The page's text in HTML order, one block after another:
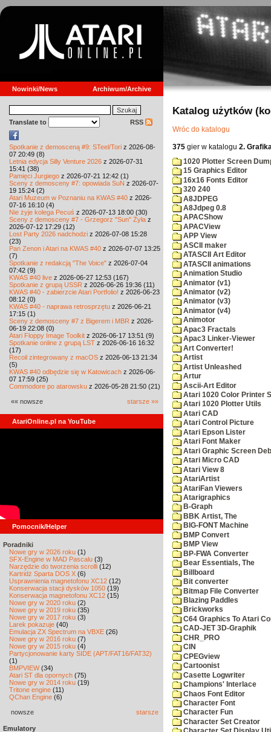
Nowinki/News Archiwum/Archive
Translate to RSS
Spotkanie z demosceną #9: STeel/Tori z 2026-08-
07 20:49 (8)
Letnia edycja Silly Venture 2026 z 2026-07-31
15:41 (38)
Pamięci Jurgiego z 2026-07-21 12:42 (1)
Sceny z demosceny #7: opowiada SuN z 2026-07-
19 15:24 (2)
Atari Muzeum w Poznaniu na KWAS #40 z 2026-
07-16 16:10 (4)
Nie żyje kolega Pecuś z 2026-07-13 18:00 (30)
Sceny z demosceny #7 - Grzegorz "Sun" Żyła z
2026-07-12 17:29 (12)
Lost Party 2026 nadchodzi z 2026-07-08 15:28
(23)
Pan Zenon i Atari na KWAS #40 z 2026-07-07 13:25
(7)
Spotkanie z redakcją "The Voice" z 2026-07-04
07:42 (9)
KWAS #40 live z 2026-06-27 12:53 (167)
Spotkanie z grupą USSR z 2026-06-26 19:36 (11)
KWAS #40 - zabierzcie Atari Portfolio! z 2026-06-23
08:12 (0)
KWAS #40 - naprawa retrosprzętu z 2026-06-21
17:15 (1)
Sceny z demosceny #7 z Bigerem i MBR z 2026-
06-19 22:08 (0)
Atari Floppy Image Toolkit z 2026-06-17 13:51 (9)
Spotkanie online z grupą LST z 2026-06-16 16:32
(17)
Recoil zintegrowany z macOS z 2026-06-13 21:34
(5)
KWAS #40 odbędzie się w Katowicach z 2026-06-
07 17:59 (25)
Commodore po atarowsku z 2026-05-28 21:50 (21)
«« nowsze starsze »»
AtariOnline.pl na YouTube
Pomocnik/Helper
Poradniki
Nowe gry w 2026 roku (1)
SFX-Engine w MAD Pascalu (3)
Narzędzie do tworzenia scrolli (12)
Kartridż Sparta DOS X (6)
Usprawnienia magnetofonu XC12 (12)
Konserwacja stacji dysków 1050 (19)
Konserwacja magnetofonu XC12 (15)
Nowe gry w 2020 roku (2)
Nowe gry w 2019 roku (35)
Nowe gry w 2017 roku (3)
Larek pokazuje (40)
Emulacja ZX Spectrum na VBXE (26)
Nowe gry w 2016 roku (7)
Nowe gry w 2015 roku (4)
Partycjonowanie karty SIDE (APT/FAT16/FAT32)
(1)
BMPVIEW(34)
Atari ST dla opornych (75)
Nowe gry w 2014 roku (19)
Tritone engine (11)
QChan Engine (6)
nowsze starsze
Emulatory
Katalog użytków
Wróc do katalogu
375 gier w katalogu 2.
1020 Plotter Screen
15 Graphics Editor
16x16 Fonts Editor
320 240
A8JDPEG
A8Jdpeg 0.8
APACShow
APACView
APP View
ASCII maker
ATASCII Art Editor
ATASCII animations
Animation Studio
Animator (v1)
Animator (v2)
Animator (v3)
Animator (v4)
Animotor
Apac3 Fractals
Apac3 Linker-Viewer
Art Converter!
Artist
Artist Unleashed
Artur
Ascii-Art Editor
Atari 1020 Color Printer
Atari 1020 Plotter Utils
Atari CAD
Atari Control Picture
Atari Epson Lister
Atari Font Maker
Atari Graphic Screen
Atari Micro CAD
Atari View 8
AtariArtist
AtariFan Viewers
Atarigraphics
B-Graph
BBK Artist, The
BIG-FONT Machine
BMP Convert
BMP View
BP-FWA Converter
Bear Essentials, The
Billboard
Bit converter
Bitmap File Converter
Blazing Paddles
Brickworks
C64 Graphics To Atari
CAD-JET 3D-Graphik
CHR_PRO
CIN
CPEGview
Cartoonist
Casette Logwriter
Champions' Interlace
Chaos Font Editor
Character Font
Character Fun
Character Set Creator